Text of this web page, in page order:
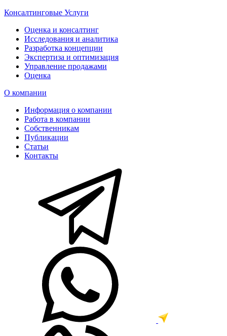
Консалтинговые Услуги
Оценка и консалтинг
Исследования и аналитика
Разработка концепции
Экспертиза и оптимизация
Управление продажами
Оценка
О компании
Информация о компании
Работа в компании
Собственникам
Публикации
Статьи
Контакты